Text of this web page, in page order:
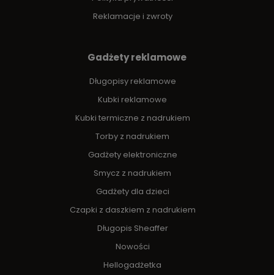
Reklamacje i zwroty
Gadżety reklamowe
Długopisy reklamowe
Kubki reklamowe
Kubki termiczne z nadrukiem
Torby z nadrukiem
Gadżety elektroniczne
Smycz z nadrukiem
Gadżety dla dzieci
Czapki z daszkiem z nadrukiem
Długopis Sheaffer
Nowości
Hellogadżetka